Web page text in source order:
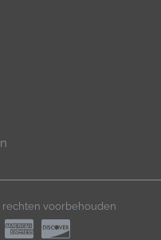
rechten voorbehouden